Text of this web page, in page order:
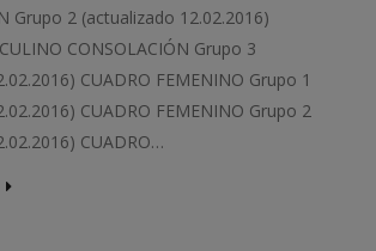
Grupo 2 (actualizado 12.02.2016)
CONSOLACIÓN Grupo 3
CUADRO FEMENINO Grupo 1
CUADRO FEMENINO Grupo 2
CUADRO…